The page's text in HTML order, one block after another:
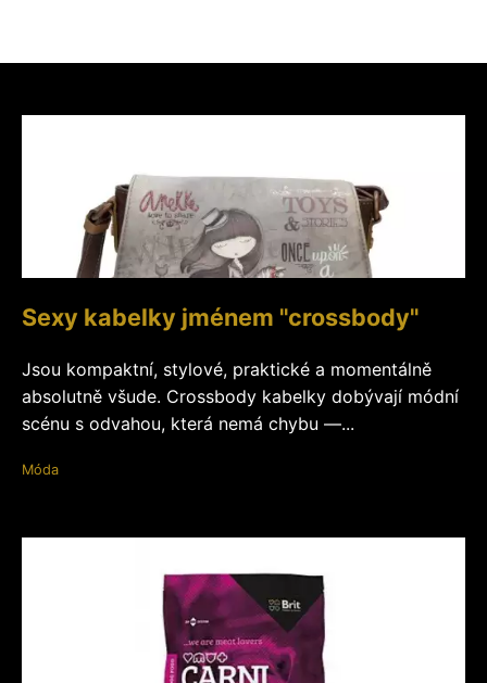
Sexy kabelky jménem "crossbody"
Jsou kompaktní, stylové, praktické a momentálně
absolutně všude. Crossbody kabelky dobývají módní
scénu s odvahou, která nemá chybu —...
Móda